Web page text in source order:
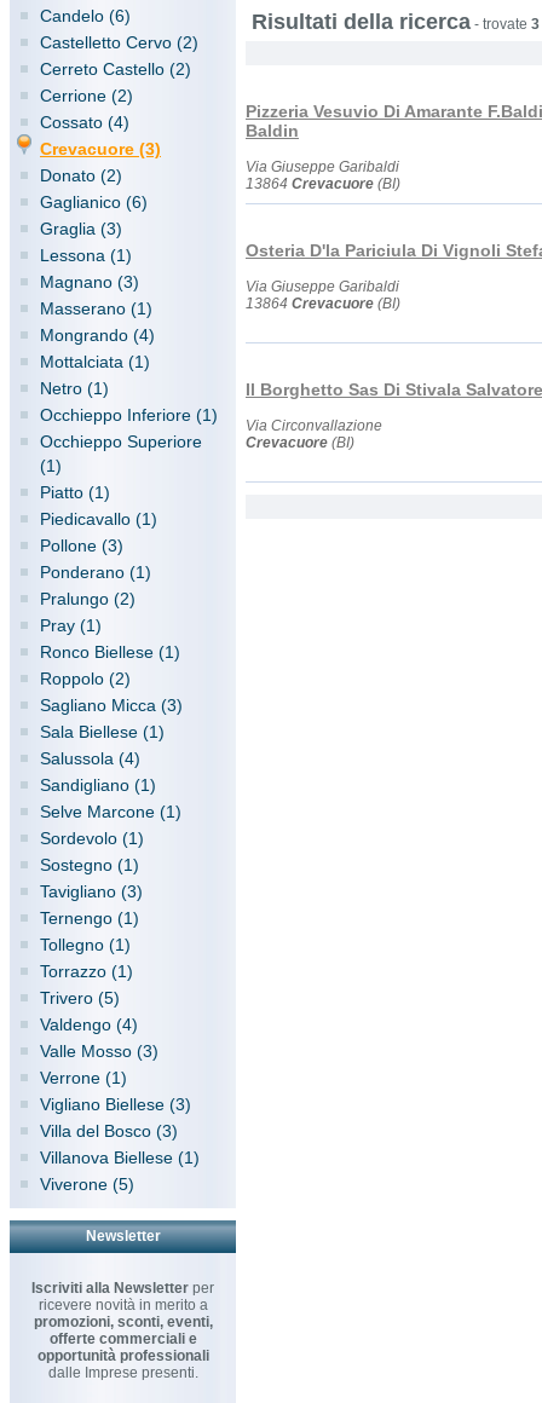
Candelo (6)
Castelletto Cervo (2)
Cerreto Castello (2)
Cerrione (2)
Cossato (4)
Crevacuore (3)
Donato (2)
Gaglianico (6)
Graglia (3)
Lessona (1)
Magnano (3)
Masserano (1)
Mongrando (4)
Mottalciata (1)
Netro (1)
Occhieppo Inferiore (1)
Occhieppo Superiore
(1)
Piatto (1)
Piedicavallo (1)
Pollone (3)
Ponderano (1)
Pralungo (2)
Pray (1)
Ronco Biellese (1)
Roppolo (2)
Sagliano Micca (3)
Sala Biellese (1)
Salussola (4)
Sandigliano (1)
Selve Marcone (1)
Sordevolo (1)
Sostegno (1)
Tavigliano (3)
Ternengo (1)
Tollegno (1)
Torrazzo (1)
Trivero (5)
Valdengo (4)
Valle Mosso (3)
Verrone (1)
Vigliano Biellese (3)
Villa del Bosco (3)
Villanova Biellese (1)
Viverone (5)
Newsletter
Iscriviti alla Newsletter per
ricevere novità in merito a
promozioni, sconti, eventi,
offerte commerciali e
opportunità professionali
dalle Imprese presenti.
Risultati della ricerca - trovate 3
Pizzeria Vesuvio Di Amarante
Baldin
Via Giuseppe Garibaldi
13864 Crevacuore (BI)
Osteria D'la Pariciula Di Vignoli
Via Giuseppe Garibaldi
13864 Crevacuore (BI)
Il Borghetto Sas Di Stivala
Via Circonvallazione
Crevacuore (BI)